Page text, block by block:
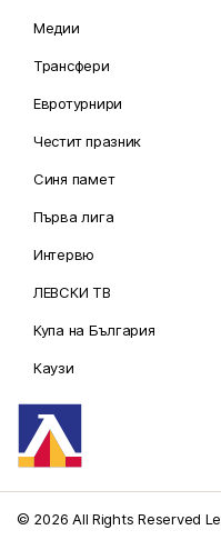
Медии
Трансфери
Евротурнири
Честит празник
Синя памет
Първа лига
Интервю
ЛЕВСКИ ТВ
Купа на България
Каузи
© 2026 All Rights Reserved